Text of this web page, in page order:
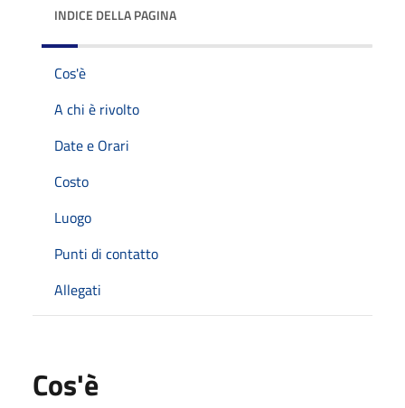
INDICE DELLA PAGINA
Cos'è
A chi è rivolto
Date e Orari
Costo
Luogo
Punti di contatto
Allegati
Cos'è